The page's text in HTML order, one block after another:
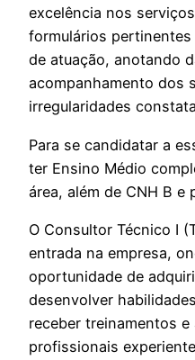
excelência nos
formulários pertinentes
de atuação, anotando
acompanhamento dos
irregularidades
Para se candidatar a
ter Ensino Médio
área, além de CNH B e
O Consultor Técnico I
entrada na empresa,
oportunidade de
desenvolver
receber treinamentos
profissionais